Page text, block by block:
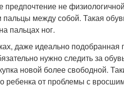
не
между собой. Такая
пальцах ног.
даже идеально
нужно следить за
новой более свободной.
ребенка от проблемы с